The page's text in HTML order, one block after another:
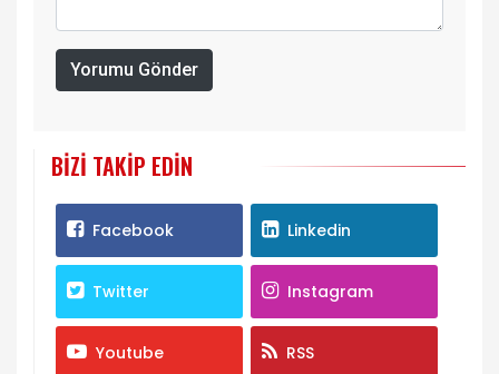
Yorumu Gönder
BIZI TAKIP EDIN
Facebook Linkedin
Twitter Instagram
Youtube RSS